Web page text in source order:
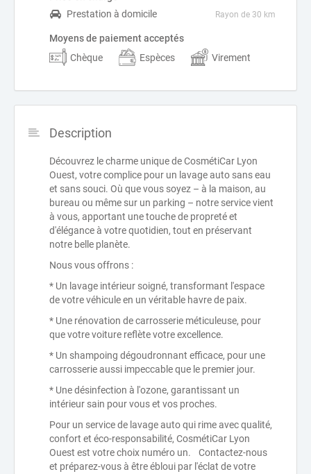
Prestation à domicile
Rayon de 30 km
Moyens de paiement acceptés
Chèque
Espèces Virement
Description
Découvrez le charme unique de CosmétiCar Lyon
Ouest, votre complice pour un lavage auto sans eau
et sans souci. Où que vous soyez – à la maison, au
bureau ou même sur un parking – notre service vient
à vous, apportant une touche de propreté et
d'élégance à votre quotidien, tout en préservant
notre belle planète.
Nous vous offrons :
* Un lavage intérieur soigné, transformant l'espace
de votre véhicule en un véritable havre de paix.
* Une rénovation de carrosserie méticuleuse, pour
que votre voiture reflète votre excellence.
* Un shampoing dégoudronnant efficace, pour une
carrosserie aussi impeccable que le premier jour.
* Une désinfection à l'ozone, garantissant un
intérieur sain pour vous et vos proches.
Pour un service de lavage auto qui rime avec qualité,
confort et éco-responsabilité, CosmétiCar Lyon
Ouest est votre choix numéro un. Contactez-nous
et préparez-vous à être ébloui par l'éclat de votre